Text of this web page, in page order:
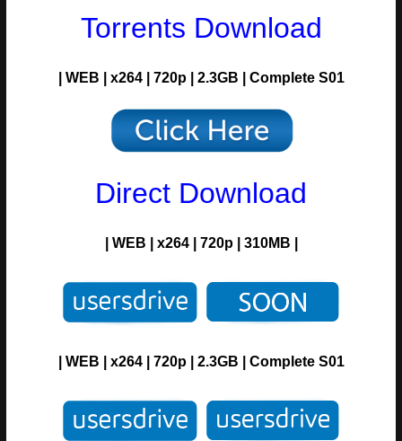
Torrents Download
| WEB | x264 | 720p | 2.3GB | Complete S01
Direct Download
| WEB | x264 | 720p | 310MB |
| WEB | x264 | 720p | 2.3GB | Complete S01